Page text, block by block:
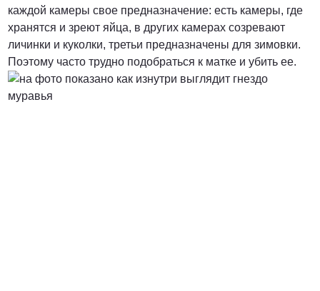
каждой камеры свое предназначение: есть камеры, где
хранятся и зреют яйца, в других камерах созревают
личинки и куколки, третьи предназначены для зимовки.
Поэтому часто трудно подобраться к матке и убить ее.